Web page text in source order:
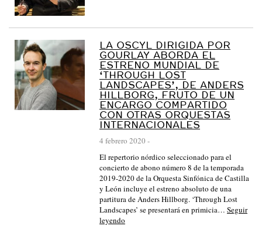
LA OSCYL DIRIGIDA POR
GOURLAY ABORDA EL
ESTRENO MUNDIAL DE
‘THROUGH LOST
LANDSCAPES’, DE ANDERS
HILLBORG, FRUTO DE UN
ENCARGO COMPARTIDO
CON OTRAS ORQUESTAS
INTERNACIONALES
4 febrero 2020 -
El repertorio nórdico seleccionado para el
concierto de abono número 8 de la temporada
2019-2020 de la Orquesta Sinfónica de Castilla
y León incluye el estreno absoluto de una
partitura de Anders Hillborg. ‘Through Lost
Landscapes’ se presentará en primicia… Seguir
leyendo